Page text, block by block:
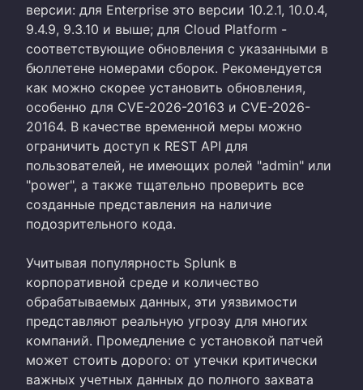
версии: для Enterprise это версии 10.2.1, 10.0.4,
9.4.9, 9.3.10 и выше; для Cloud Platform -
соответствующие обновления с указанными в
бюллетене номерами сборок. Рекомендуется
как можно скорее установить обновления,
особенно для CVE-2026-20163 и CVE-2026-
20164. В качестве временной меры можно
ограничить доступ к REST API для
пользователей, не имеющих ролей "admin" или
"power", а также тщательно проверить все
созданные представления на наличие
подозрительного кода.
Учитывая популярность Splunk в
корпоративной среде и количество
обрабатываемых данных, эти уязвимости
представляют реальную угрозу для многих
компаний. Промедление с установкой патчей
может стоить дорого: от утечки критически
важных учетных данных до полного захвата